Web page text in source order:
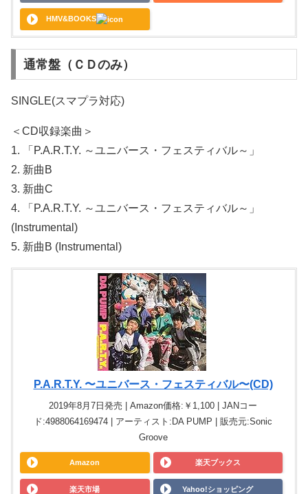
HMV&BOOKS
通常盤（ＣＤのみ）
SINGLE(スマプラ対応)
＜CD収録楽曲＞
1. 「P.A.R.T.Y. ～ユニバース・フェスティバル～」
2. 新曲B
3. 新曲C
4. 「P.A.R.T.Y. ～ユニバース・フェスティバル～」
(Instrumental)
5. 新曲B (Instrumental)
P.A.R.T.Y. 〜ユニバース・フェスティバル〜(CD)
2019年8月7日発売 | Amazon価格:￥1,100 | JANコー
ド:4988064169474 | アーティスト:DA PUMP | 販売元:Sonic
Groove
Amazon 楽天ブックス
楽天市場 Yahoo!ショッピング